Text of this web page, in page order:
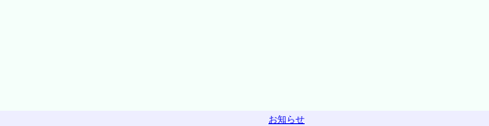
お知らせ